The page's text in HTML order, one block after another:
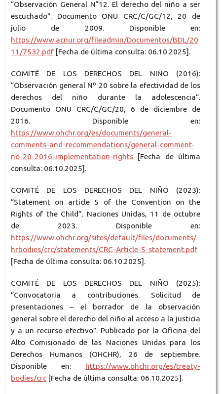
“Observación General N°12. El derecho del niño a ser
escuchado”. Documento ONU CRC/C/GC/12, 20 de
julio de 2009. Disponible en:
https://www.acnur.org/fileadmin/Documentos/BDL/20
11/7532.pdf[Fecha de última consulta: 06.10.2025].
COMITÉ DE LOS DERECHOS DEL NIÑO (2016):
“Observación general Nº 20 sobre la efectividad de los
derechos del niño durante la adolescencia”.
Documento ONU CRC/C/GC/20, 6 de diciembre de
2016. Disponible en:
https://www.ohchr.org/es/documents/general-
comments-and-recommendations/general-comment-
no-20-2016-implementation-rights[Fecha de última
consulta: 06.10.2025].
COMITÉ DE LOS DERECHOS DEL NIÑO (2023):
“Statement on article 5 of the Convention on the
Rights of the Child”, Naciones Unidas, 11 de octubre
de 2023. Disponible en:
https://www.ohchr.org/sites/default/files/documents/
hrbodies/crc/statements/CRC-Article-5-statement.pdf
[Fecha de última consulta: 06.10.2025].
COMITÉ DE LOS DERECHOS DEL NIÑO (2025):
“Convocatoria a contribuciones. Solicitud de
presentaciones – el borrador de la observación
general sobre el derecho del niño al acceso a la justicia
y a un recurso efectivo”. Publicado por la Oficina del
Alto Comisionado de las Naciones Unidas para los
Derechos Humanos (OHCHR), 26 de septiembre.
Disponible en: https://www.ohchr.org/es/treaty-
bodies/crc[Fecha de última consulta: 06.10.2025].